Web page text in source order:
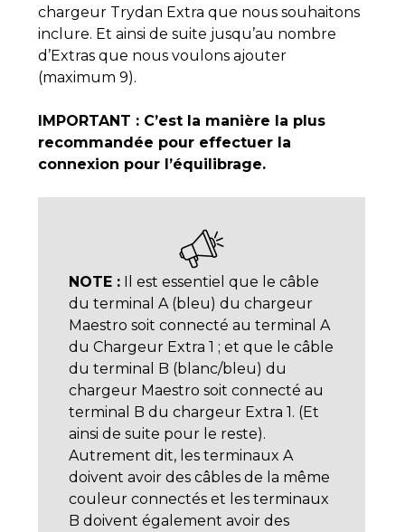
chargeur Trydan Extra que nous souhaitons
inclure. Et ainsi de suite jusqu’au nombre
d’Extras que nous voulons ajouter
(maximum 9).
IMPORTANT : C’est la manière la plus
recommandée pour effectuer la
connexion pour l’équilibrage.
NOTE : Il est essentiel que le câble
du terminal A (bleu) du chargeur
Maestro soit connecté au terminal A
du Chargeur Extra 1 ; et que le câble
du terminal B (blanc/bleu) du
chargeur Maestro soit connecté au
terminal B du chargeur Extra 1. (Et
ainsi de suite pour le reste).
Autrement dit, les terminaux A
doivent avoir des câbles de la même
couleur connectés et les terminaux
B doivent également avoir des